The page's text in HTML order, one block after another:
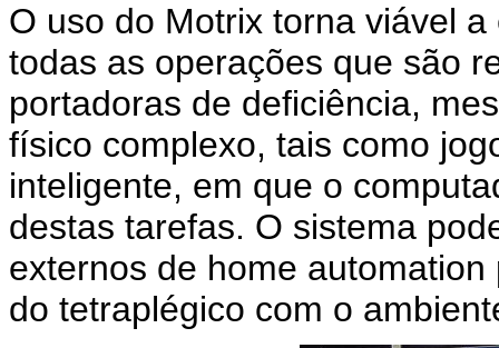
O uso do Motrix torna viável
todas as operações que são
portadoras de deficiência,
físico complexo, tais como
inteligente, em que o
destas tarefas. O sistema
externos de home
do tetraplégico com o